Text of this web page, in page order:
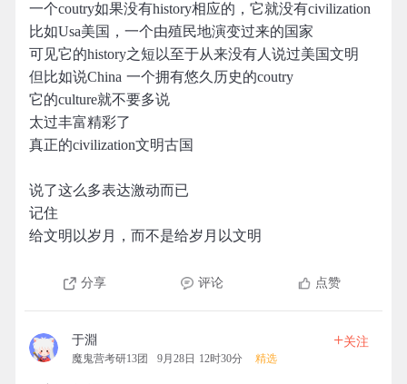
一个coutry如果没有history相应的，它就没有civilization
比如Usa美国，一个由殖民地演变过来的国家
可见它的history之短以至于从来没有人说过美国文明
但比如说China 一个拥有悠久历史的coutry
它的culture就不要多说
太过丰富精彩了
真正的civilization文明古国
说了这么多表达激动而已
记住
给文明以岁月，而不是给岁月以文明
分享 评论 点赞
于淵
魔鬼营考研13团 9月28日 12时30分 精选
+关注